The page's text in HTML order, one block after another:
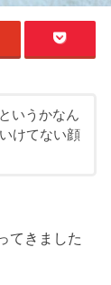
いうかなん
けてない顔
てきました